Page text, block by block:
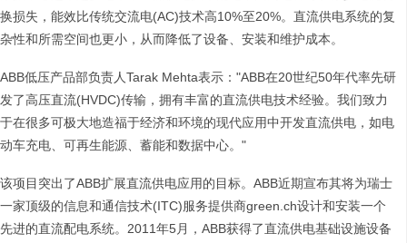
换损失，能效比传统交流电(AC)技术高10%至20%。直流供电系统的复
杂性和所需空间也更小，从而降低了设备、安装和维护成本。
ABB低压产品部负责人Tarak Mehta表示："ABB在20世纪50年代率先研
发了高压直流(HVDC)传输，拥有丰富的直流供电技术经验。我们致力
于在很多可极大地造福于经济和环境的现代应用中开发直流供电，如电
动车充电、可再生能源、蓄能和数据中心。"
该项目突出了ABB扩展直流供电应用的目标。ABB近期宣布其将为瑞士
一家顶级的信息和通信技术(ITC)服务提供商green.ch设计和安装一个
先进的直流配电系统。2011年5月，ABB获得了直流供电基础设施设备